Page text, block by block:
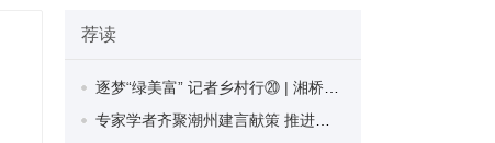
荐读